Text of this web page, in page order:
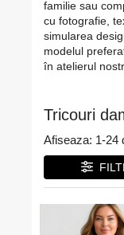
Pusculite
Cutii de vin
Brelocuri
Body bebelusi
Perne personalizate
Plusuri
Agende
Cadouri pentru Tata
Cadouri pentru
Cadouri pentru Nasi
Cadouri pentru
Cadouri pentru
Cadouri pentru
Cadouri Profesori
Back to School
familie sau
cu fotografie,
simularea
modelul
în atelierul
Tricouri
Afiseaza: 1-24